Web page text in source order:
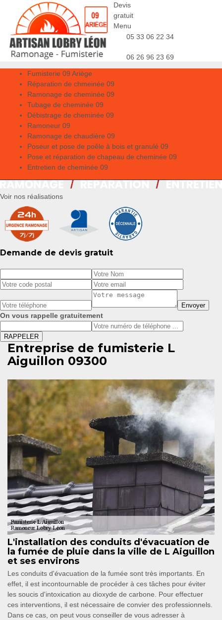
Devis
gratuit
Menu
05 33 06 22 34
06 26 96 23 69
Fumisterie 09 Ariège
Réparation de chmeinée 09
Ramonage de cheminée 09
Tubage de cheminée 09
Débistrage de cheminée 09
Ramoneur 09
Ramonage de chaudière 09
Poseur et pose de poêle à bois et granulé 09
Pose et réparation de chapeau de cheminée 09
Entretien de cheminée 09
Voir nos réalisations
Demande de devis gratuit
On vous rappelle gratuitement
Entreprise de fumisterie L
Aiguillon 09300
L'installation des conduits d'évacuation de
la fumée de pluie dans la ville de L Aiguillon
et ses environs
Les conduits d'évacuation de la fumée sont très importants. En
effet, il est incontournable de procéder à ces tâches pour éviter
les soucis d'intoxication au dioxyde de carbone. Pour effectuer
ces interventions, il est nécessaire de convier des professionnels.
Dans ce cas, on peut vous conseiller de vous adresser à